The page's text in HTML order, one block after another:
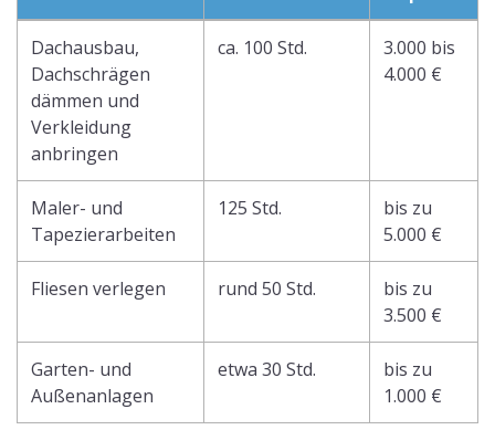
Dachausbau,
Dachschrägen
dämmen und
Verkleidung
anbringen
ca. 100 Std.
3.000 bis
4.000 €
Maler- und
Tapezierarbeiten
125 Std.
bis zu
5.000 €
Fliesen verlegen rund 50 Std.
bis zu
3.500 €
Garten- und
Außenanlagen
etwa 30 Std.
bis zu
1.000 €